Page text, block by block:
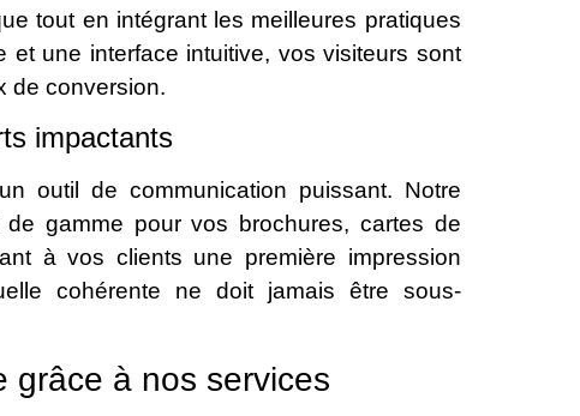
tout en intégrant les meilleures pratiques
et une interface intuitive, vos visiteurs sont
de conversion.
impactants
outil de communication puissant. Notre
gamme pour vos brochures, cartes de
à vos clients une première impression
cohérente ne doit jamais être sous-
grâce à nos services